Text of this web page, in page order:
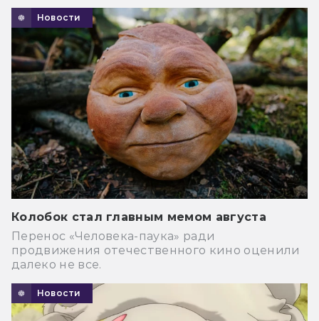
Новости
Колобок стал главным мемом августа
Перенос «Человека-паука» ради
продвижения отечественного кино оценили
далеко не все.
Новости